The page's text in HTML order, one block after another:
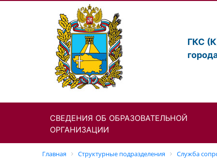
ГКС
СВЕДЕНИЯ ОБ ОБРАЗОВАТЕЛЬНОЙ
ОРГАНИЗАЦИИ
Главная Структурные подразделения Cлужба